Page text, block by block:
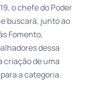
o chefe do Poder
buscará, junto ao
Fomento,
dessa
criação de uma
a categoria.